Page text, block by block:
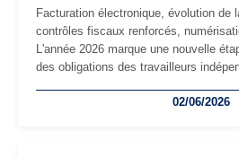
Facturation électronique, évolution de
contrôles fiscaux renforcés,
L'année 2026 marque une nouvelle
des obligations des travailleurs
les auto-entrepreneurs devront02/06/2026